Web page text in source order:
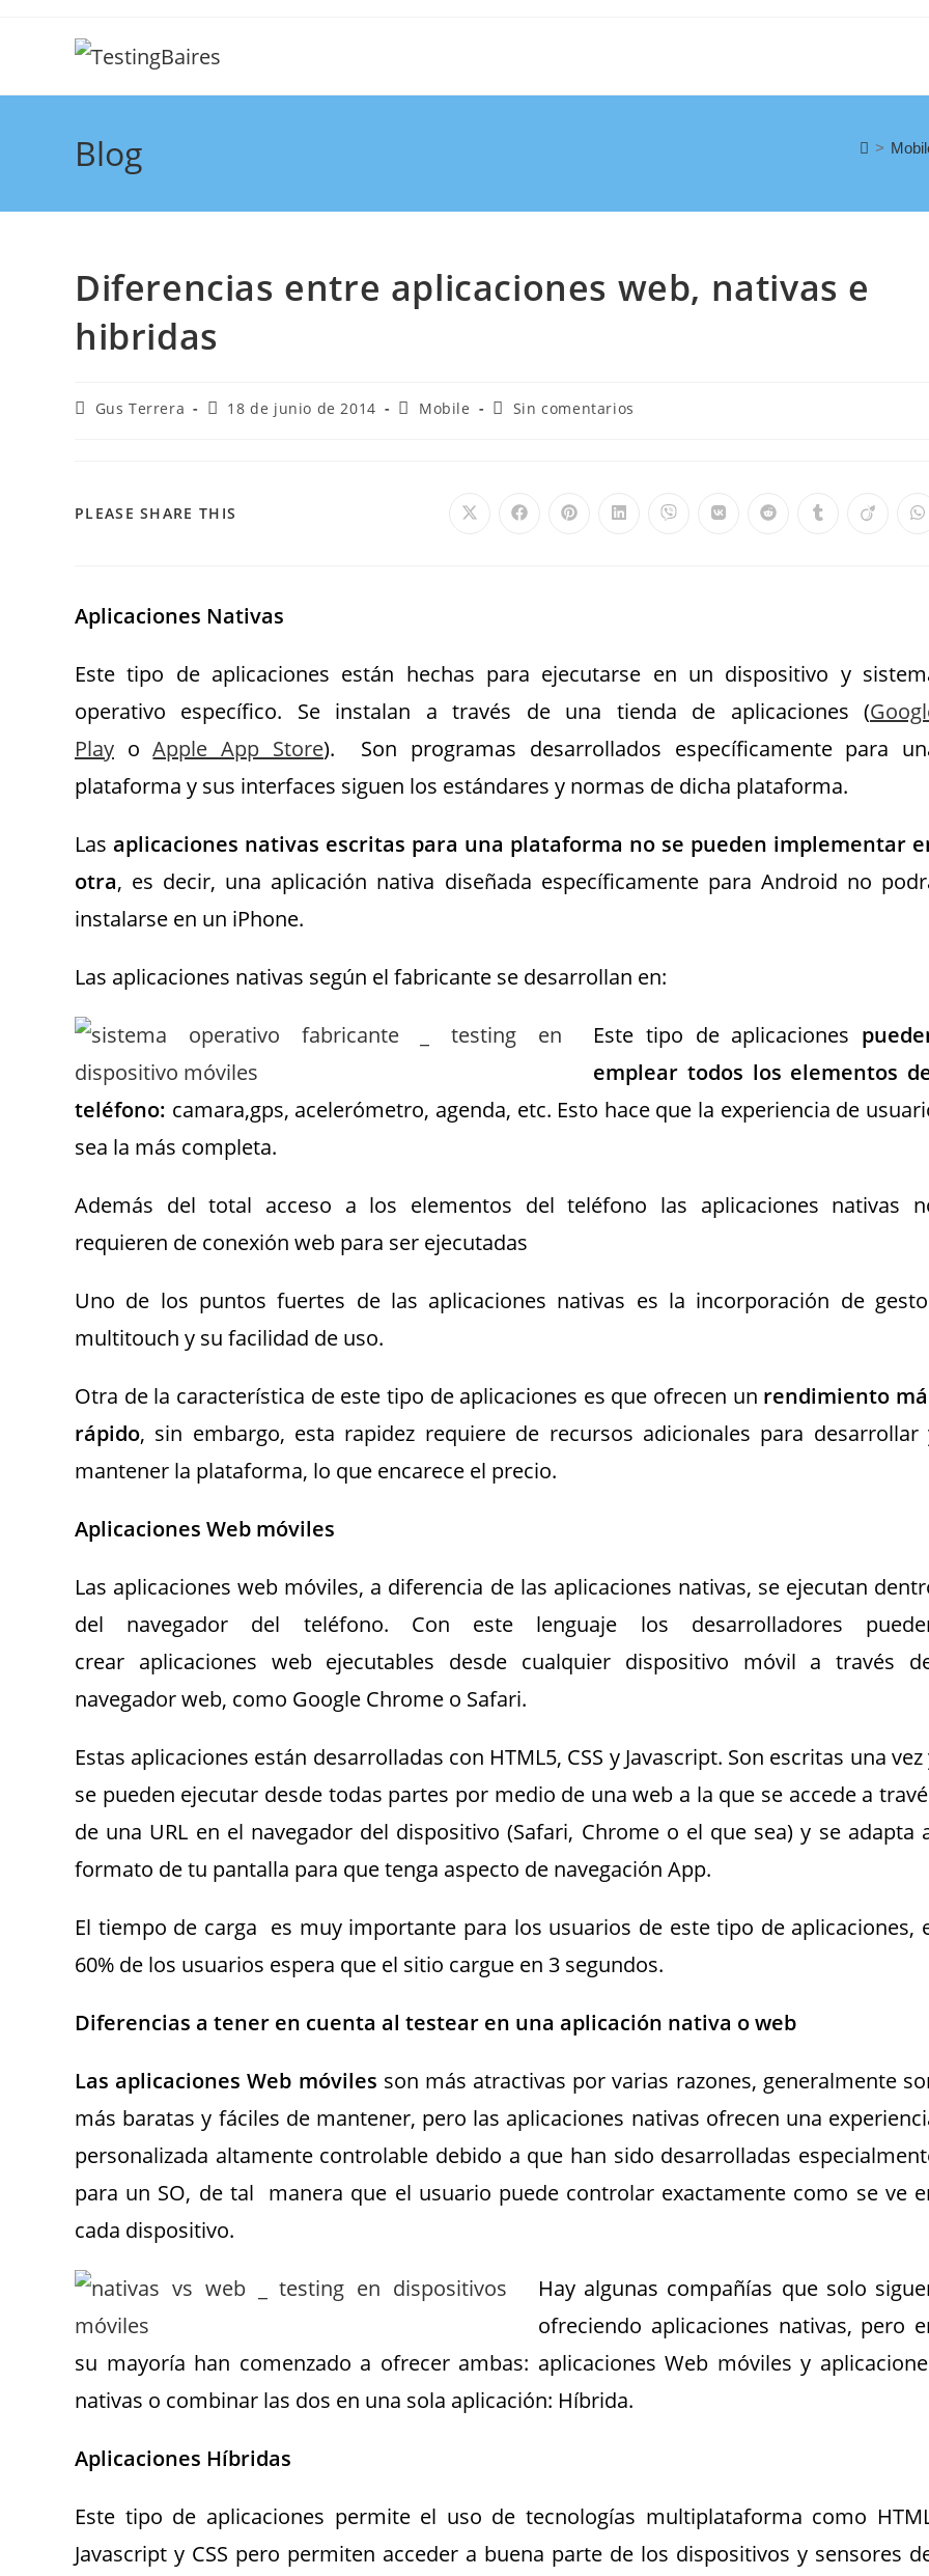
Blog >
Diferencias entre aplicaciones web, nativas e
hibridas
Gus Terrera 18 de junio de 2014 Mobile Sin comentarios
PLEASE SHARE THIS
Aplicaciones Nativas
Este tipo de aplicaciones están hechas para ejecutarse en un dispositivo y
operativo específico. Se instalan a través de una tienda de aplicaciones (
Play oApple App Store). Son programas desarrollados específicamente para
plataforma y sus interfaces siguen los estándares y normas de dicha plataforma.
Las aplicaciones nativas escritas para una plataforma no se pueden implementar
otra, es decir, una aplicación nativa diseñada específicamente para Android no
instalarse en un iPhone.
Las aplicaciones nativas según el fabricante se desarrollan en:
Este tipo de aplicaciones
emplear todos los elementos
teléfono: camara,gps, acelerómetro, agenda, etc. Esto hace que la experiencia de
sea la más completa.
Además del total acceso a los elementos del teléfono las aplicaciones nativas
requieren de conexión web para ser ejecutadas
Uno de los puntos fuertes de las aplicaciones nativas es la incorporación de
multitouch y su facilidad de uso.
Otra de la característica de este tipo de aplicaciones es que ofrecen un rendimiento
rápido, sin embargo, esta rapidez requiere de recursos adicionales para desarrollar
mantener la plataforma, lo que encarece el precio.
Aplicaciones Web móviles
Las aplicaciones web móviles, a diferencia de las aplicaciones nativas, se ejecutan
del navegador del teléfono. Con este lenguaje los desarrolladores
crear aplicaciones web ejecutables desde cualquier dispositivo móvil a través
navegador web, como Google Chrome o Safari.
Estas aplicaciones están desarrolladas con HTML5, CSS y Javascript. Son escritas una vez
se pueden ejecutar desde todas partes por medio de una web a la que se accede a
de una URL en el navegador del dispositivo (Safari, Chrome o el que sea) y se adapta
formato de tu pantalla para que tenga aspecto de navegación App.
El tiempo de carga es muy importante para los usuarios de este tipo de aplicaciones,
60% de los usuarios espera que el sitio cargue en 3 segundos.
Diferencias a tener en cuenta al testear en una aplicación nativa o web
Las aplicaciones Web móviles son más atractivas por varias razones, generalmente
más baratas y fáciles de mantener, pero las aplicaciones nativas ofrecen una
personalizada altamente controlable debido a que han sido desarrolladas
para un SO, de tal manera que el usuario puede controlar exactamente como se ve
cada dispositivo.
Hay algunas compañías que solo
ofreciendo aplicaciones nativas, pero
su mayoría han comenzado a ofrecer ambas: aplicaciones Web móviles y
nativas o combinar las dos en una sola aplicación: Híbrida.
Aplicaciones Híbridas
Este tipo de aplicaciones permite el uso de tecnologías multiplataforma como
Javascript y CSS pero permiten acceder a buena parte de los dispositivos y sensores